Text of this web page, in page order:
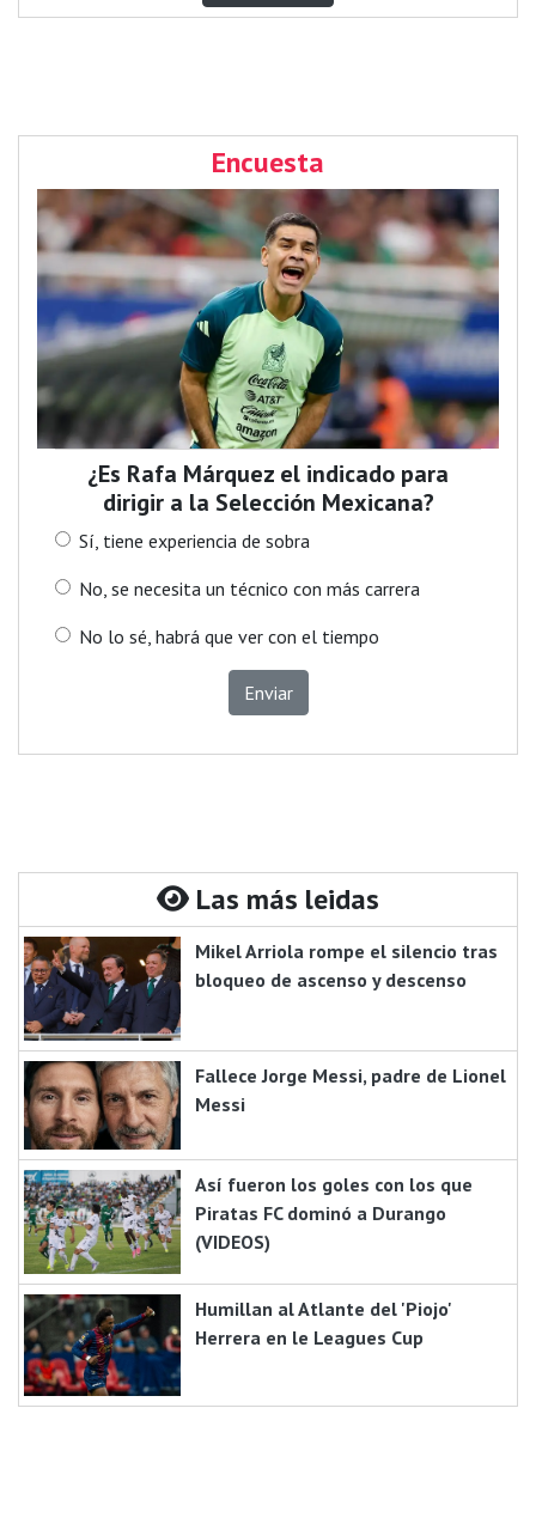
Encuesta
¿Es Rafa Márquez el indicado para
dirigir a la Selección Mexicana?
Sí, tiene experiencia de sobra
No, se necesita un técnico con más carrera
No lo sé, habrá que ver con el tiempo
Enviar
Las más leidas
Mikel Arriola rompe el silencio tras
bloqueo de ascenso y descenso
Fallece Jorge Messi, padre de Lionel
Messi
Así fueron los goles con los que
Piratas FC dominó a Durango
(VIDEOS)
Humillan al Atlante del 'Piojo'
Herrera en le Leagues Cup